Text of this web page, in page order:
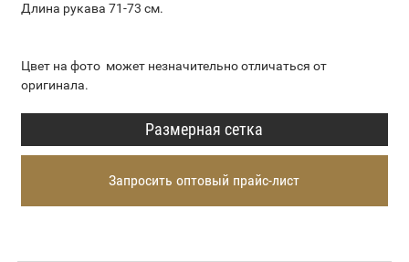
Длина рукава 71-73 см.
Цвет на фото может незначительно отличаться от
оригинала.
Размерная сетка
Запросить оптовый прайс-лист